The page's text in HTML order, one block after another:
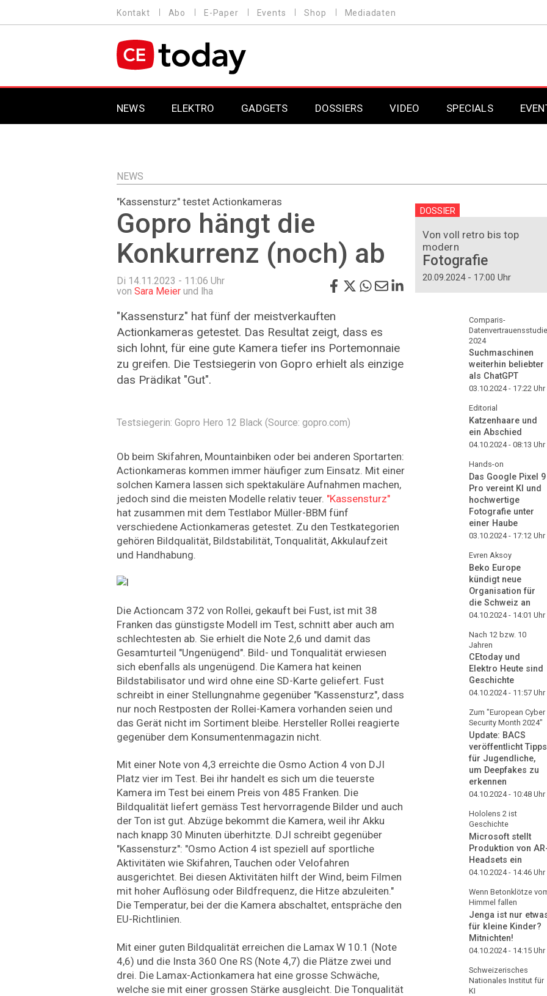
zum
MENU
Kontakt Abo E-Paper Events Shop Mediadaten
MAIN NAVIGATION
NEWS ELEKTRO GADGETS DOSSIERS VIDEO SPECIALS
Professional AV &
Professional AV &
Professional AV &
NEWS
"Kassensturz" testet Actionkameras
Gopro hängt die
Konkurrenz (noch) ab
Di 14.11.2023 - 11:06 Uhr
von Sara Meier und lha
"Kassensturz" hat fünf der meistverkauften
Actionkameras getestet. Das Resultat zeigt, dass es
sich lohnt, für eine gute Kamera tiefer ins Portemonnaie
zu greifen. Die Testsiegerin von Gopro erhielt als einzige
das Prädikat "Gut".
Testsiegerin: Gopro Hero 12 Black (Source: gopro.com)
Ob beim Skifahren, Mountainbiken oder bei anderen Sportarten:
Actionkameras kommen immer häufiger zum Einsatz. Mit einer
solchen Kamera lassen sich spektakuläre Aufnahmen machen,
jedoch sind die meisten Modelle relativ teuer. "Kassensturz"
hat zusammen mit dem Testlabor Müller-BBM fünf
verschiedene Actionkameras getestet. Zu den Testkategorien
gehören Bildqualität, Bildstabilität, Tonqualität, Akkulaufzeit
und Handhabung.
Die Actioncam 372 von Rollei, gekauft bei Fust, ist mit 38
Franken das günstigste Modell im Test, schnitt aber auch am
schlechtesten ab. Sie erhielt die Note 2,6 und damit das
Gesamturteil "Ungenügend". Bild- und Tonqualität erwiesen
sich ebenfalls als ungenügend. Die Kamera hat keinen
Bildstabilisator und wird ohne eine SD-Karte geliefert. Fust
schreibt in einer Stellungnahme gegenüber "Kassensturz", dass
nur noch Restposten der Rollei-Kamera vorhanden seien und
das Gerät nicht im Sortiment bleibe. Hersteller Rollei reagierte
gegenüber dem Konsumentenmagazin nicht.
Mit einer Note von 4,3 erreichte die Osmo Action 4 von DJI
Platz vier im Test. Bei ihr handelt es sich um die teuerste
Kamera im Test bei einem Preis von 485 Franken. Die
Bildqualität liefert gemäss Test hervorragende Bilder und auch
der Ton ist gut. Abzüge bekommt die Kamera, weil ihr Akku
nach knapp 30 Minuten überhitzte. DJI schreibt gegenüber
"Kassensturz": "Osmo Action 4 ist speziell auf sportliche
Aktivitäten wie Skifahren, Tauchen oder Velofahren
ausgerichtet. Bei diesen Aktivitäten hilft der Wind, beim Filmen
mit hoher Auflösung oder Bildfrequenz, die Hitze abzuleiten."
Die Temperatur, bei der die Kamera abschaltet, entspräche den
EU-Richtlinien.
Mit einer guten Bildqualität erreichen die Lamax W 10.1 (Note
4,6) und die Insta 360 One RS (Note 4,7) die Plätze zwei und
drei. Die Lamax-Actionkamera hat eine grosse Schwäche,
welche sie mit einer grossen Stärke ausgleicht. Die Tonqualität
DOSSIER
Von voll retro bis top
modern
Fotografie
20.09.2024 - 17:00 Uhr
Comparis-
Datenvertrauensstudie
2024
Suchmaschinen
weiterhin beliebter
als ChatGPT
03.10.2024 - 17:22 Uhr
Editorial
Katzenhaare und
ein Abschied
04.10.2024 - 08:13 Uhr
Hands-on
Das Google Pixel 9
Pro vereint KI und
hochwertige
Fotografie unter
einer Haube
03.10.2024 - 17:12 Uhr
Evren Aksoy
Beko Europe
kündigt neue
Organisation für
die Schweiz an
04.10.2024 - 14:01 Uhr
Nach 12 bzw. 10
Jahren
CEtoday und
Elektro Heute sind
Geschichte
04.10.2024 - 11:57 Uhr
Zum "European Cyber
Security Month 2024"
Update: BACS
veröffentlicht Tipps
für Jugendliche,
um Deepfakes zu
erkennen
04.10.2024 - 10:48 Uhr
Hololens 2 ist
Geschichte
Microsoft stellt
Produktion von
Headsets ein
04.10.2024 - 14:46 Uhr
Wenn Betonklötze
Himmel fallen
Jenga ist nur
für kleine Kinder?
Mitnichten!
04.10.2024 - 14:15 Uhr
Schweizerisches
Nationales Institut für
KI